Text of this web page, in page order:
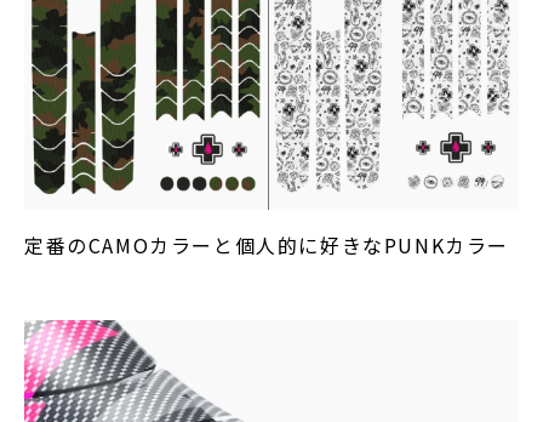
定番のCAMOカラーと個人的に好きなPUNKカラー